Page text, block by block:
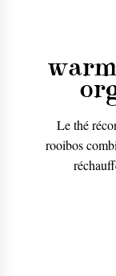
Le thé
rooibos